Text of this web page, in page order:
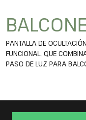
PANTALLA DE
FUNCIONAL, QUE
PASO DE LUZ PARA